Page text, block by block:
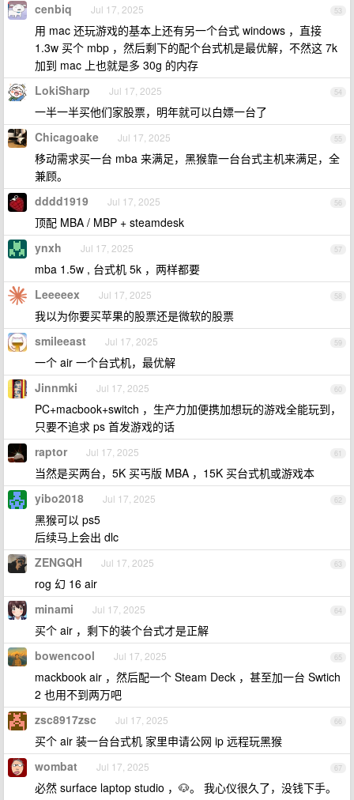
53
cenbiq Jul 17, 2025
用 mac 还玩游戏的基本上还有另一个台式 windows ，直接
1.3w 买个 mbp ，然后剩下的配个台式机是最优解，不然这 7k
加到 mac 上也就是多 30g 的内存
54
LokiSharp Jul 17, 2025
一半一半买他们家股票，明年就可以白嫖一台了
55
Chicagoake Jul 17, 2025
移动需求买一台 mba 来满足，黑猴靠一台台式主机来满足，全
兼顾。
56
dddd1919 Jul 17, 2025
顶配 MBA / MBP + steamdesk
57
ynxh Jul 17, 2025
mba 1.5w , 台式机 5k ，两样都要
58
Leeeeex Jul 17, 2025
我以为你要买苹果的股票还是微软的股票
59
smileeast Jul 17, 2025
一个 air 一个台式机，最优解
60
Jinnmki Jul 17, 2025
PC+macbook+switch ，生产力加便携加想玩的游戏全能玩到，
只要不追求 ps 首发游戏的话
61
raptor Jul 17, 2025
当然是买两台，5K 买丐版 MBA ，15K 买台式机或游戏本
62
yibo2018 Jul 17, 2025
黑猴可以 ps5
后续马上会出 dlc
63
ZENGQH Jul 17, 2025
rog 幻 16 air
64
minami Jul 17, 2025
买个 air ，剩下的装个台式才是正解
65
bowencool Jul 17, 2025
mackbook air ，然后配一个 Steam Deck ，甚至加一台 Swtich
2 也用不到两万吧
66
zsc8917zsc Jul 17, 2025
买个 air 装一台台式机 家里申请公网 ip 远程玩黑猴
67
wombat Jul 17, 2025
必然 surface laptop studio ，🐶。 我心仪很久了，没钱下手。